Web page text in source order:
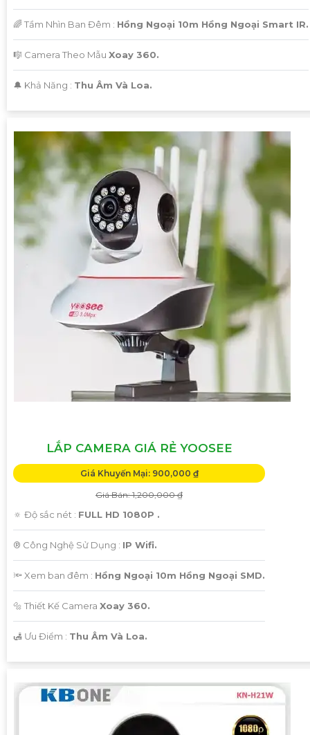
🌈 Tầm Nhìn Ban Đêm : Hồng Ngoại 10m Hồng Ngoại Smart IR.
🎼️ Camera Theo Mẫu Xoay 360.
️🔔 Khả Năng : Thu Âm Và Loa.
LẮP CAMERA GIÁ RẺ YOOSEE
Giá Khuyến Mại: 900,000 ₫
Giá Bán: 1,200,000 ₫
🔅 Độ sắc nét : FULL HD 1080P .
®️ Công Nghệ Sử Dụng : IP Wifi.
🔦 Xem ban đêm : Hồng Ngoại 10m Hồng Ngoại SMD.
🔩 Thiết Kế Camera Xoay 360.
️🛃 Ưu Điểm : Thu Âm Và Loa.